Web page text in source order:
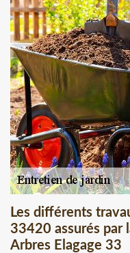
Les différents
33420 assurés par
Arbres Elagage 33